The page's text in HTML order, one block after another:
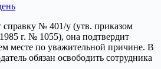
справку № 401/у (утв. приказом
г. № 1055), она подтвердит
месте по уважительной причине. В
обязан освободить сотрудника